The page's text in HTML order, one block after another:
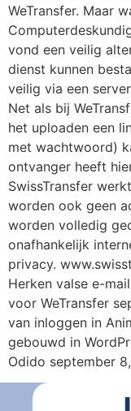
WeTransfer. Maar
vond een veilig
dienst kunnen
veilig via een
Net als bij
het uploaden een
met wachtwoord)
ontvanger heeft
SwissTransfer
worden ook geen
worden volledig
onafhankelijk
privacy.
Herken valse e-
voor WeTransfer
van inloggen in
gebouwd in
Odido september